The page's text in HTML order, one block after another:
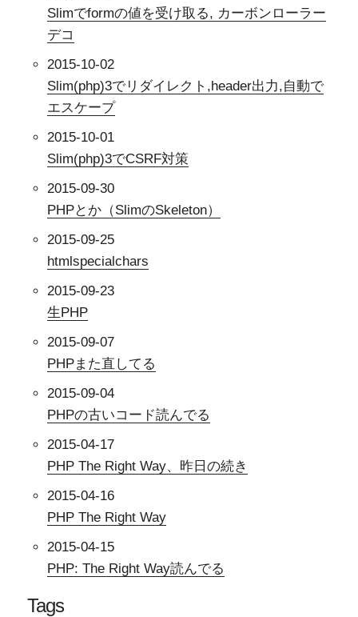
Slimでformの値を受け取る, カーボンローラー
デコ
2015-10-02
Slim(php)3でリダイレクト,header出力,自動で
エスケープ
2015-10-01
Slim(php)3でCSRF対策
2015-09-30
PHPとか（SlimのSkeleton）
2015-09-25
htmlspecialchars
2015-09-23
生PHP
2015-09-07
PHPまた直してる
2015-09-04
PHPの古いコード読んでる
2015-04-17
PHP The Right Way、昨日の続き
2015-04-16
PHP The Right Way
2015-04-15
PHP: The Right Way読んでる
Tags